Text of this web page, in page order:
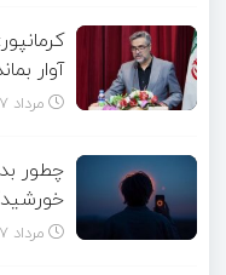
آوار
مرداد ۱۷, ۱۴۰۵
چطور
مرداد ۱۷, ۱۴۰۵